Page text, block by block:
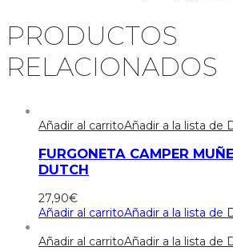
PRODUCTOS
RELACIONADOS
Añadir al carritoAñadir a la lista de
FURGONETA CAMPER
DUTCH
27,90€
Añadir al carritoAñadir a la lista de
Añadir al carritoAñadir a la lista de